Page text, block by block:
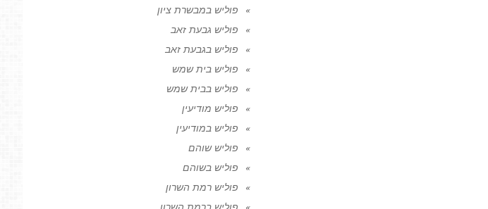
פוליש במבשרת ציון
פוליש גבעת זאב
פוליש בגבעת זאב
פוליש בית שמש
פוליש בבית שמש
פוליש מודיעין
פוליש במודיעין
פוליש שוהם
פוליש בשוהם
פוליש רמת השרון